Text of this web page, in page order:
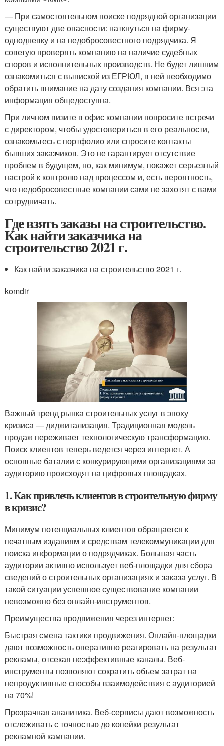
— При самостоятельном поиске подрядной организации
существуют две опасности: наткнуться на фирму-
однодневку и на недобросовестного подрядчика. Я
советую проверять компанию на наличие судебных
споров и исполнительных производств. Не будет лишним
ознакомиться с выпиской из ЕГРЮЛ, в ней необходимо
обратить внимание на дату создания компании. Вся эта
информация общедоступна.
При личном визите в офис компании попросите встречи
с директором, чтобы удостовериться в его реальности,
ознакомьтесь с портфолио или спросите контакты
бывших заказчиков. Это не гарантирует отсутствие
проблем в будущем, но, как минимум, покажет серьезный
настрой к контролю над процессом и, есть вероятность,
что недобросовестные компании сами не захотят с вами
сотрудничать.
Где взять заказы на строительство.
Как найти заказчика на
строительство 2021 г.
Как найти заказчика на строительство 2021 г.
komdir
Важный тренд рынка строительных услуг в эпоху
кризиса — диджитализация. Традиционная модель
продаж переживает технологическую трансформацию.
Поиск клиентов теперь ведется через интернет. А
основные баталии с конкурирующими организациями за
аудиторию происходят на цифровых площадках.
1. Как привлечь клиентов в строительную фирму
в кризис?
Минимум потенциальных клиентов обращается к
печатным изданиям и средствам телекоммуникации для
поиска информации о подрядчиках. Большая часть
аудитории активно использует веб-площадки для сбора
сведений о строительных организациях и заказа услуг. В
такой ситуации успешное существование компании
невозможно без онлайн-инструментов.
Преимущества продвижения через интернет:
Быстрая смена тактики продвижения. Онлайн-площадки
дают возможность оперативно реагировать на результат
рекламы, отсекая неэффективные каналы. Веб-
инструменты позволяют сократить объем затрат на
непродуктивные способы взаимодействия с аудиторией
на 70%!
Прозрачная аналитика. Веб-сервисы дают возможность
отслеживать с точностью до копейки результат
рекламной кампании.